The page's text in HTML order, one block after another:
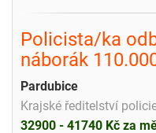
Policista/ka
náborák
Pardubice
Krajské ředitelství
32900 - 41740 Kč za